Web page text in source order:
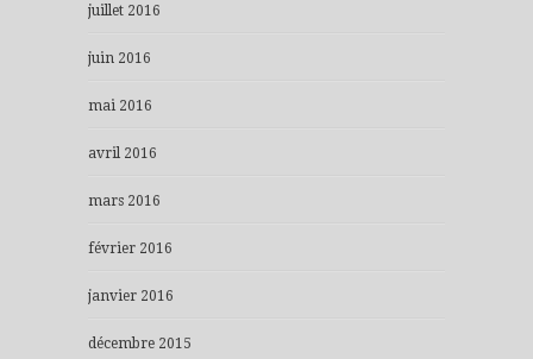
juillet 2016
juin 2016
mai 2016
avril 2016
mars 2016
février 2016
janvier 2016
décembre 2015